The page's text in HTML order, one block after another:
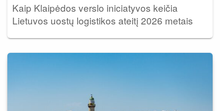
Kaip Klaipėdos verslo iniciatyvos keičia
Lietuvos uostų logistikos ateitį 2026 metais